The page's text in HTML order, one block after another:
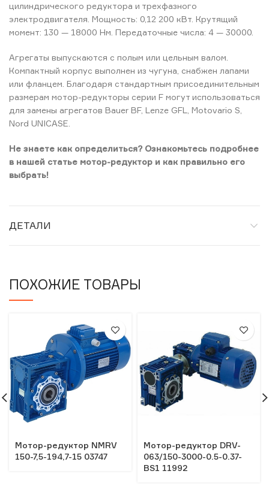
цилиндрического редуктора и трехфазного
электродвигателя. Мощность: 0,12 200 кВт. Крутящий
момент: 130 — 18000 Нм. Передаточные числа: 4 — 30000.
Агрегаты выпускаются с полым или цельным валом.
Компактный корпус выполнен из чугуна, снабжен лапами
или фланцем. Благодаря стандартным присоединительным
размерам мотор-редукторы серии F могут использоваться
для замены агрегатов Bauer BF, Lenze GFL, Motovario S,
Nord UNICASE.
Не знаете как определиться? Ознакомьтесь подробнее
в нашей статье мотор-редуктор и как правильно его
выбрать!
ДЕТАЛИ
ПОХОЖИЕ ТОВАРЫ
Мотор-редуктор NMRV
150-7,5-194,7-15 03747
Мотор-редуктор DRV-
063/150-3000-0.5-0.37-
BS1 11992